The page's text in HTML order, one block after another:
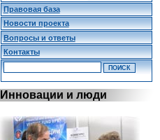
Правовая база
Новости проекта
Вопросы и ответы
Контакты
Инновации и люди